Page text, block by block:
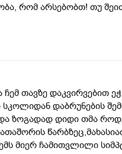
თუ შეიძლება, მომაწოდეთ
თავზე დაკვირვებით
დაბრუნების
ზოგადად დიდი თმა
მიერ ჩამითვლილი